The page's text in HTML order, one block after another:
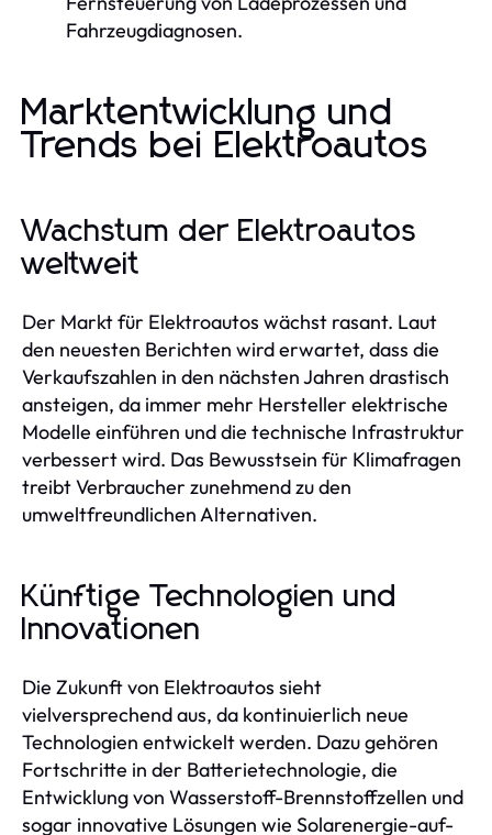
Fahrzeugdiagnosen.
Marktentwicklung und
Trends bei Elektroautos
Wachstum der Elektroautos
weltweit
Der Markt für Elektroautos wächst rasant. Laut
den neuesten Berichten wird erwartet, dass die
Verkaufszahlen in den nächsten Jahren drastisch
ansteigen, da immer mehr Hersteller elektrische
Modelle einführen und die technische Infrastruktur
verbessert wird. Das Bewusstsein für Klimafragen
treibt Verbraucher zunehmend zu den
umweltfreundlichen Alternativen.
Künftige Technologien und
Innovationen
Die Zukunft von Elektroautos sieht
vielversprechend aus, da kontinuierlich neue
Technologien entwickelt werden. Dazu gehören
Fortschritte in der Batterietechnologie, die
Entwicklung von Wasserstoff-Brennstoffzellen und
sogar innovative Lösungen wie Solarenergie-auf-